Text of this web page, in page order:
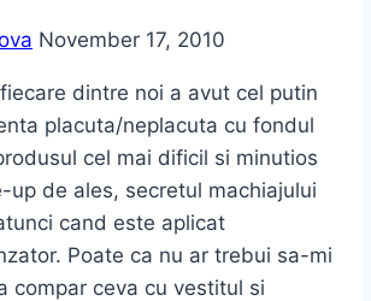
November 17, 2010
dintre noi a avut cel putin
placuta/neplacuta cu fondul
cel mai dificil si minutios
up de ales, secretul machiajului
cand este aplicat
Poate ca nu ar trebui sa-mi
compar ceva cu vestitul si